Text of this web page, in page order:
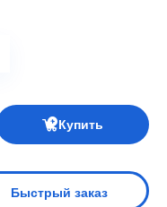
Купить
Быстрый заказ